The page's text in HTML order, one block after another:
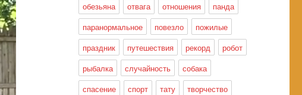
обезьяна
отвага отношения
панда
паранормальное
повезло
пожилые
праздник
путешествия рекорд
робот
рыбалка
случайность
собака
спасение
спорт тату
творчество